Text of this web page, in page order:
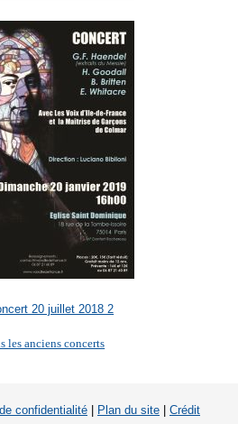
les anciens concerts
confidentialité Plan du site
Crédit